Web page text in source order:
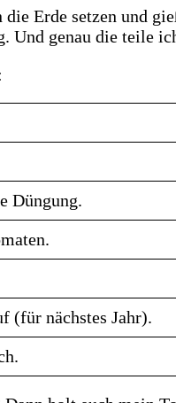
Erde setzen und
Und genau die teile
Düngung.
(für nächstes Jahr).